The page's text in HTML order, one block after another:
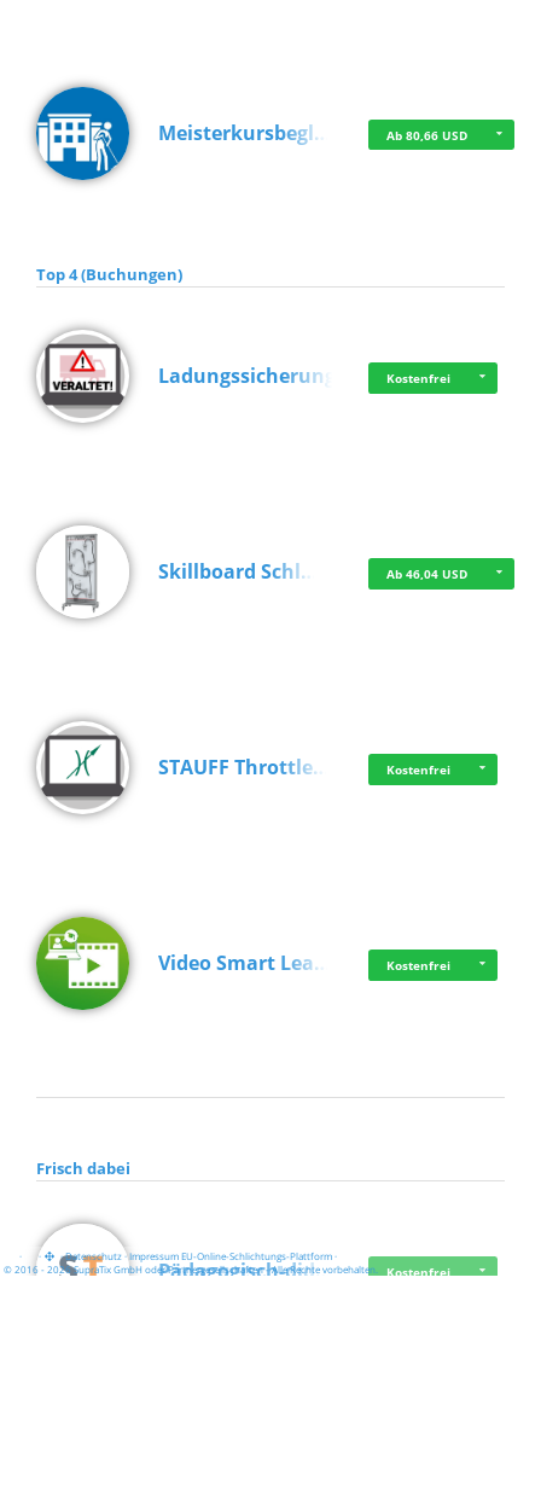
Meisterkursbegl… Ab 80,66 USD
Top 4 (Buchungen)
Ladungssicherung Kostenfrei
Skillboard Schl… Ab 46,04 USD
STAUFF Throttle… Kostenfrei
Video Smart Lea… Kostenfrei
Frisch dabei
Pädagogisch-did… Kostenfrei
· · ·Datenschutz·Impressum EU-Online-Schlichtungs-Plattform·
© 2016 - 2026 SupraTix GmbH oder Partnergesellschaften - Alle Rechte vorbehalten.